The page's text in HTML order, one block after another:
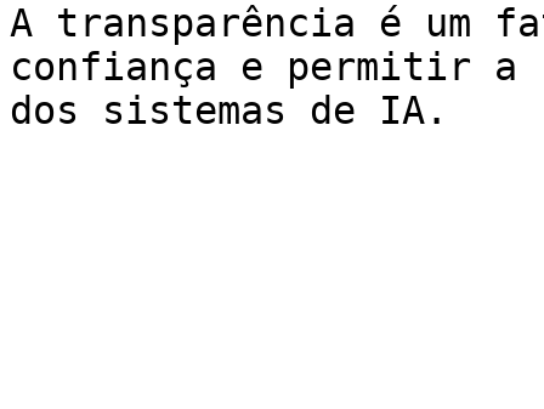
A transparência é um
confiança e permitir a